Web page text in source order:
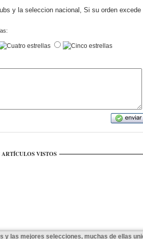
y la seleccion nacional, Si su orden excede
ARTÍCULOS VISTOS
y las mejores selecciones, muchas de ellas